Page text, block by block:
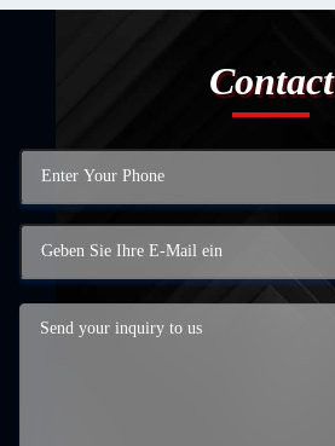
Contact